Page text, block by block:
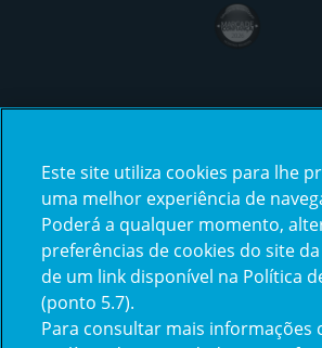
award4
certification2certification3
Reclamações
Este site utiliza cookies para lhe
uma melhor experiência de
Poderá a qualquer momento,
preferências de cookies do site da
de um link disponível na Política
(ponto 5.7).
Para consultar mais informações